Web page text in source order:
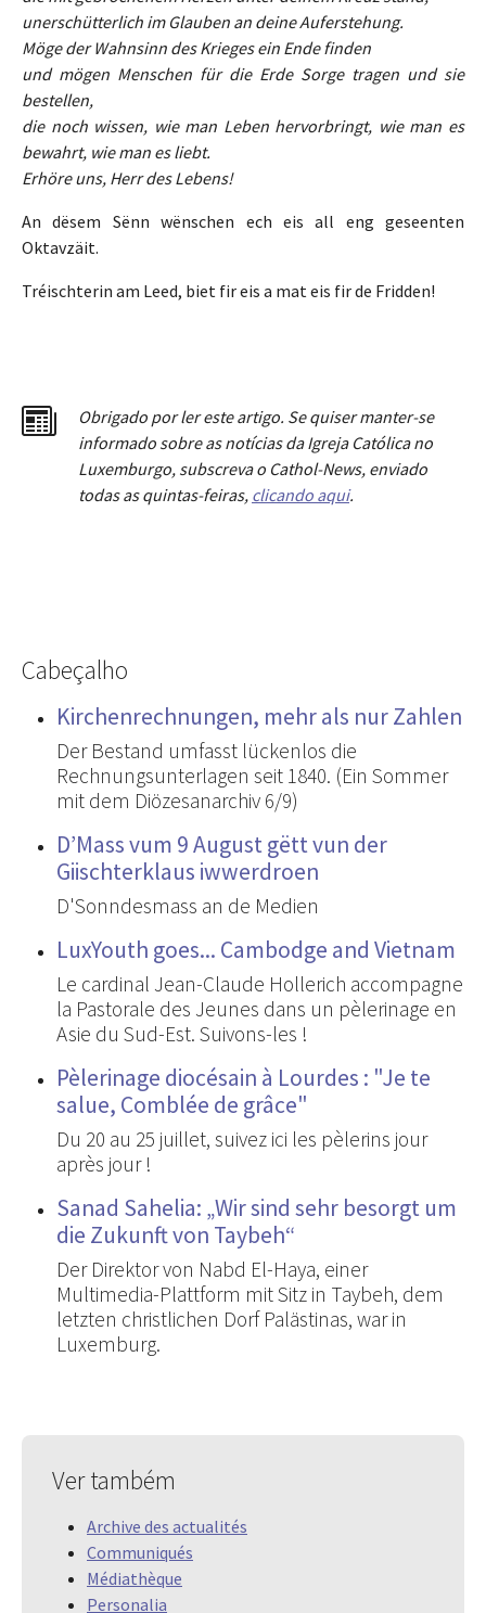
unerschütterlich im Glauben an deine Auferstehung.
Möge der Wahnsinn des Krieges ein Ende finden
und mögen Menschen für die Erde Sorge tragen und sie
bestellen,
die noch wissen, wie man Leben hervorbringt, wie man es
bewahrt, wie man es liebt.
Erhöre uns, Herr des Lebens!
An dësem Sënn wënschen ech eis all eng geseenten
Oktavzäit.
Tréischterin am Leed, biet fir eis a mat eis fir de Fridden!
Obrigado por ler este artigo. Se quiser manter-se
informado sobre as notícias da Igreja Católica no
Luxemburgo, subscreva o Cathol-News, enviado
todas as quintas-feiras, clicando aqui.
Cabeçalho
Kirchenrechnungen, mehr als nur Zahlen
Der Bestand umfasst lückenlos die
Rechnungsunterlagen seit 1840. (Ein Sommer
mit dem Diözesanarchiv 6/9)
D’Mass vum 9 August gëtt vun der
Giischterklaus iwwerdroen
D'Sonndesmass an de Medien
LuxYouth goes... Cambodge and Vietnam
Le cardinal Jean-Claude Hollerich accompagne
la Pastorale des Jeunes dans un pèlerinage en
Asie du Sud-Est. Suivons-les !
Pèlerinage diocésain à Lourdes : "Je te
salue, Comblée de grâce"
Du 20 au 25 juillet, suivez ici les pèlerins jour
après jour !
Sanad Sahelia: „Wir sind sehr besorgt um
die Zukunft von Taybeh“
Der Direktor von Nabd El-Haya, einer
Multimedia-Plattform mit Sitz in Taybeh, dem
letzten christlichen Dorf Palästinas, war in
Luxemburg.
Ver também
Archive des actualités
Communiqués
Médiathèque
Personalia